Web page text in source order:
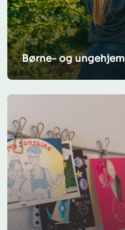
Børne- og ungehjem